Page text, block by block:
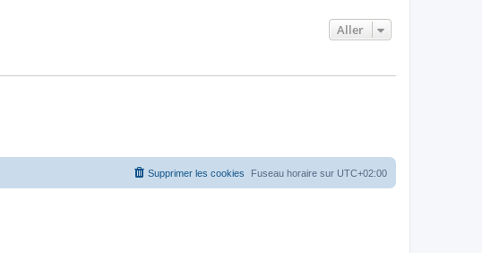
Aller
Fuseau horaire sur UTC+02:00
Supprimer les cookies